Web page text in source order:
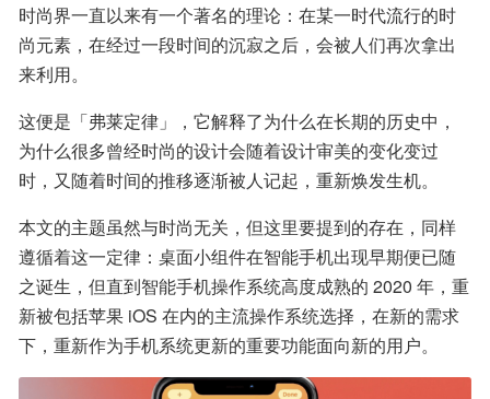
时尚界一直以来有一个著名的理论：在某一时代流行的时
尚元素，在经过一段时间的沉寂之后，会被人们再次拿出
来利用。
这便是「弗莱定律」，它解释了为什么在长期的历史中，
为什么很多曾经时尚的设计会随着设计审美的变化变过
时，又随着时间的推移逐渐被人记起，重新焕发生机。
本文的主题虽然与时尚无关，但这里要提到的存在，同样
遵循着这一定律：桌面小组件在智能手机出现早期便已随
之诞生，但直到智能手机操作系统高度成熟的 2020 年，重
新被包括苹果 iOS 在内的主流操作系统选择，在新的需求
下，重新作为手机系统更新的重要功能面向新的用户。